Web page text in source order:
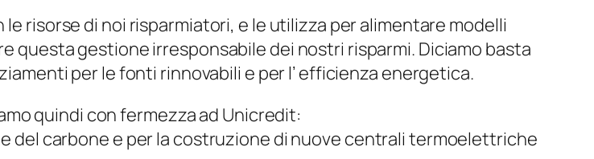
risorse di noi risparmiatori, e le utilizza per alimentare modelli
gestione irresponsabile dei nostri risparmi. Diciamo basta
per le fonti rinnovabili e per l’ efficienza energetica.
quindi con fermezza ad Unicredit:
del carbone e per la costruzione di nuove centrali termoelettriche